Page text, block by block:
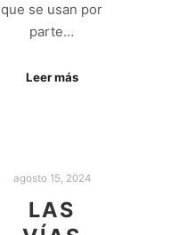
que se usan por
parte…
Leer más
agosto 15, 2024
LAS